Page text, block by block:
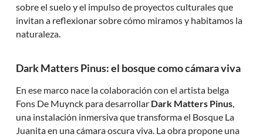
sobre el suelo y el impulso de proyectos culturales que
invitan a reflexionar sobre cómo miramos y habitamos la
naturaleza.
Dark Matters Pinus: el bosque como cámara viva
En ese marco nace la colaboración con el artista belga
Fons De Muynck para desarrollar Dark Matters Pinus,
una instalación inmersiva que transforma el Bosque La
Juanita en una cámara oscura viva. La obra propone una